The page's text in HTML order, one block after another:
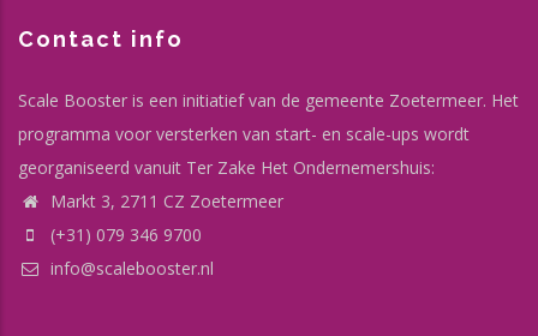
Contact info
Scale Booster is een initiatief van de gemeente Zoetermeer. Het
programma voor versterken van start- en scale-ups wordt
georganiseerd vanuit Ter Zake Het Ondernemershuis:
Markt 3, 2711 CZ Zoetermeer
(+31) 079 346 9700
info@scalebooster.nl